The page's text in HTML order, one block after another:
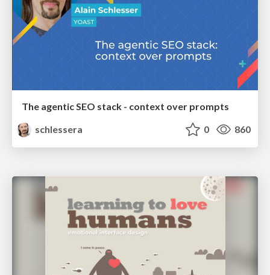
The agentic SEO stack - context over prompts
schlessera
0 860